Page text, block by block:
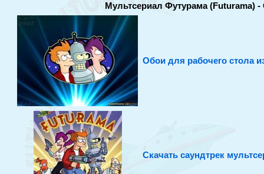
Мультсериал Футурама (Futurama)
Обои для рабочего стола
Скачать саундтрек